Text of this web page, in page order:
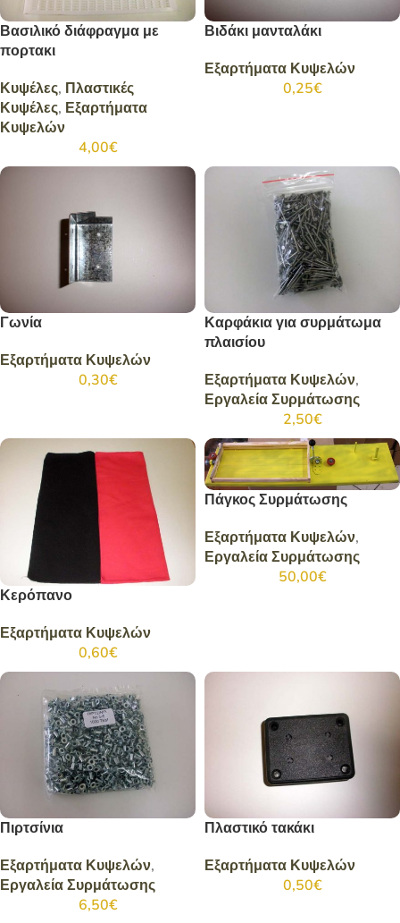
Βασιλικό διάφραγμα με
πορτακι
Κυψέλες, Πλαστικές
Κυψέλες, Εξαρτήματα
Κυψελών
4,00€
Βιδάκι μανταλάκι
Εξαρτήματα Κυψελών
0,25€
Γωνία
Εξαρτήματα Κυψελών
0,30€
Καρφάκια για συρμάτωμα
πλαισίου
Εξαρτήματα Κυψελών,
Εργαλεία Συρμάτωσης
2,50€
Κερόπανο
Εξαρτήματα Κυψελών
0,60€
Πάγκος Συρμάτωσης
Εξαρτήματα Κυψελών,
Εργαλεία Συρμάτωσης
50,00€
Πιρτσίνια
Εξαρτήματα Κυψελών,
Εργαλεία Συρμάτωσης
6,50€
Πλαστικό τακάκι
Εξαρτήματα Κυψελών
0,50€